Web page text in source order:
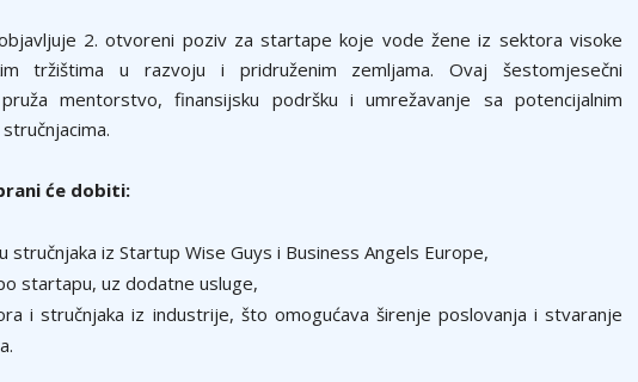
2. otvoreni poziv za startape koje vode žene iz sektora visoke
tržištima u razvoju i pridruženim zemljama. Ovaj šestomjesečni
mentorstvo, finansijsku podršku i umrežavanje sa potencijalnim
će dobiti:
iz Startup Wise Guys i Business Angels Europe,
startapu, uz dodatne usluge,
i stručnjaka iz industrije, što omogućava širenje poslovanja i stvaranje